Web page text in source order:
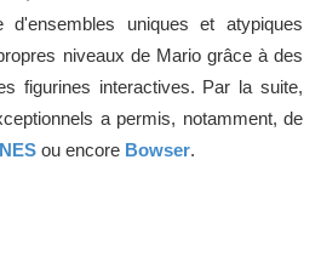
uniques et atypiques
niveaux de Mario grâce à des
figurines interactives. Par la suite,
a permis, notamment, de
ou encore Bowser.